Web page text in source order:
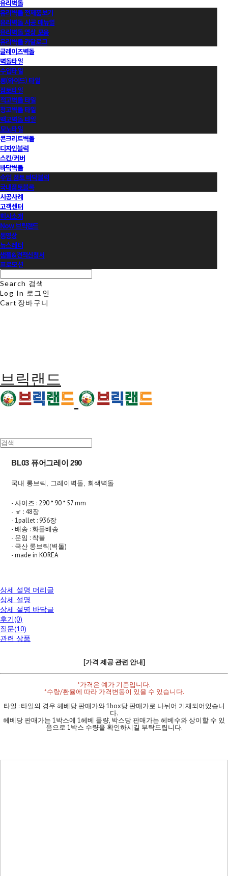
유리벽돌
유리벽돌 전제품보기
유리벽돌 시공 매뉴얼
유리벽돌 영상 모음
유리벽돌 카달로그
글레이즈벽돌
벽돌타일
수입타일
롱(와이드) 타일
점토타일
적고벽돌 타일
청고벽돌 타일
백고벽돌 타일
모노타일
콘크리트벽돌
디자인블럭
스킨/커버
바닥벽돌
수입 점토 바닥블럭
국내점토블록
시공사례
고객센터
회사소개
Now 브릭랜드
동영상
뉴스레터
샘플&견적신청서
프로모션
Search 검색
Log In 로그인
Cart 장바구니
브릭랜드
BL03 퓨어그레이 290
국내 롱브릭, 그레이벽돌, 회색벽돌
- 사이즈 : 290 * 90 * 57 mm
- ㎡ : 48장
- 1pallet : 936장
- 배송 : 화물배송
- 운임 : 착불
- 국산 롱브릭(벽돌)
- made in KOREA
상세 설명 머리글
상세 설명
상세 설명 바닥글
후기(0)
질문(10)
관련 상품
[가격 제공 관련 안내]
*가격은 예가 기준입니다.
*수량/환율에 따라 가격변동이 있을 수 있습니다.
타일 : 타일의 경우 헤베당 판매가와 1box당 판매가로 나뉘어 기재되어있습니
다.
헤베당 판매가는 1박스에 1헤베 물량, 박스당 판매가는 헤베수와 상이할 수 있
음으로 1박스 수량을 확인하시길 부탁드립니다.